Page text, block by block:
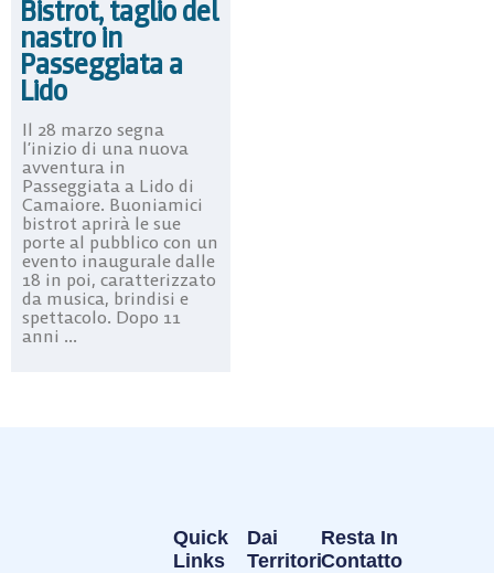
Bistrot, taglio del
nastro in
Passeggiata a
Lido
Il 28 marzo segna
l’inizio di una nuova
avventura in
Passeggiata a Lido di
Camaiore. Buoniamici
bistrot aprirà le sue
porte al pubblico con un
evento inaugurale dalle
18 in poi, caratterizzato
da musica, brindisi e
spettacolo. Dopo 11
anni ...
Dai
Territori
Quick
Links
Resta In
Contatto